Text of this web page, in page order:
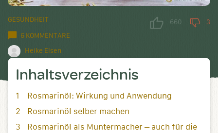
GESUNDHEIT
6 KOMMENTARE
Heike Elsen
660 3
Inhaltsverzeichnis
Rosmarinöl: Wirkung und Anwendung
Rosmarinöl selber machen
Rosmarinöl als Muntermacher – auch für die